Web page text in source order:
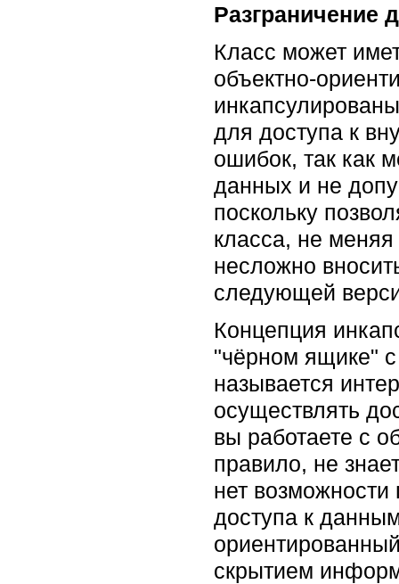
Разграничение
Класс может
объектно-
для доступа к
ошибок, так как
данных и не
поскольку
класса, не
несложно
следующей
Концепция
"чёрном ящике"
называется
осуществлять
вы работаете с
правило, не
нет возможности
доступа к
скрытием